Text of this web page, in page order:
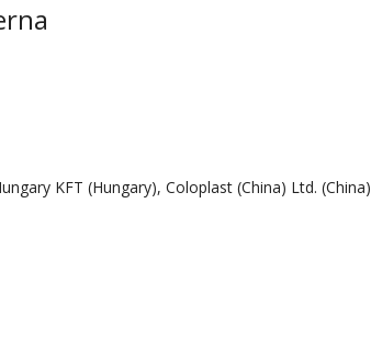
KFT (Hungary), Coloplast (China) Ltd. (China)